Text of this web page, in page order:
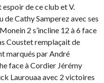
de ce club et V.
de Cathy Samperez avec ses
Monein 2 s’incline 12 à 6 face
Coustet remplaçait de
marqués par André
face à Cordier Jérémy
Laurouaa avec 2 victoires